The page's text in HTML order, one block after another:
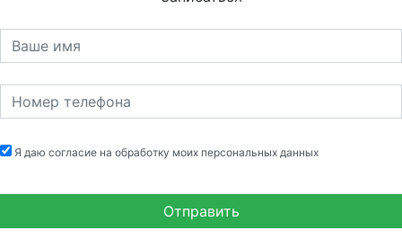
Я даю согласие на обработку моих персональных данных